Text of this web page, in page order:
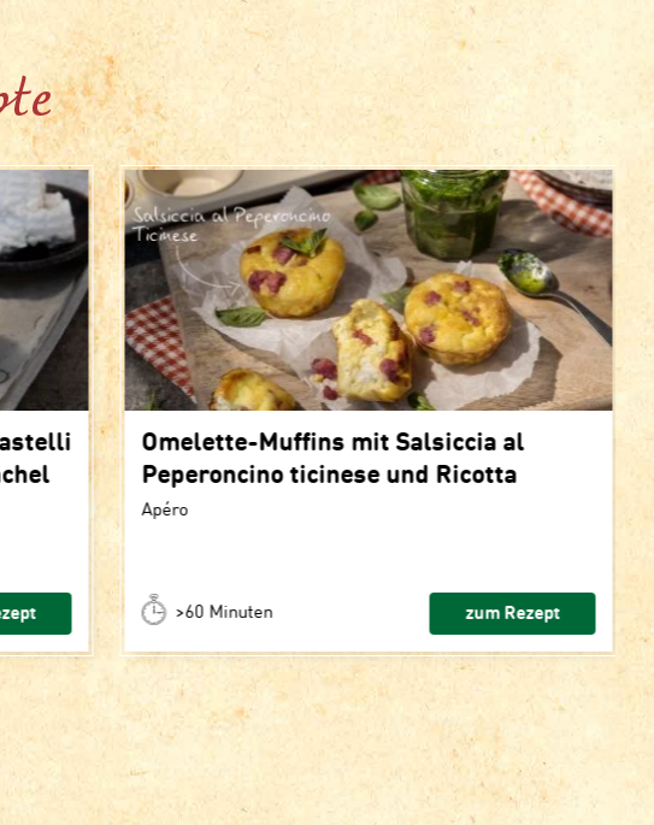
Omelette-Muffins mit Salsiccia al
Peperoncino ticinese und Ricotta
Apéro
>60 Minuten zum Rezept